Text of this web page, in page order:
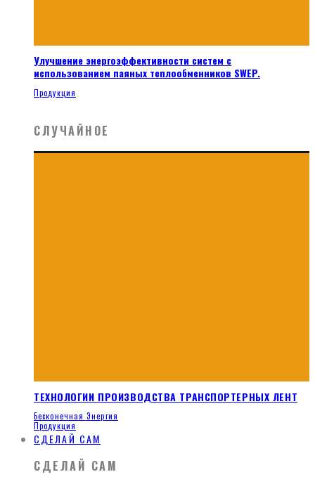
Улучшение энергоэффективности систем с
использованием паяных теплообменников SWEP.
Продукция
СЛУЧАЙНОЕ
ТЕХНОЛОГИИ ПРОИЗВОДСТВА ТРАНСПОРТЕРНЫХ ЛЕНТ
Бесконечная Энергия
Продукция
СДЕЛАЙ САМ
СДЕЛАЙ САМ